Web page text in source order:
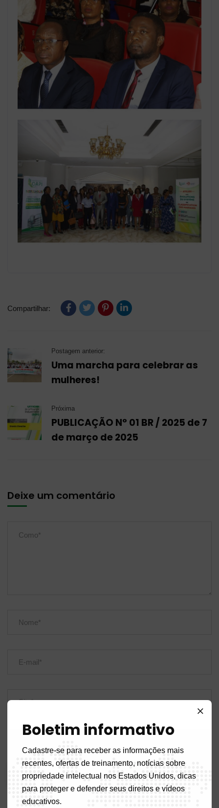
Compartilhar:
Postagem anterior:
Uma marcha para celebrar as
mulheres!
Próxima
PUBLICAÇÃO N° 01 BR / 2025 de 7
de março de 2025
Deixe um comentário
Salve meu nome, e-mail e site neste navegador para a
Boletim informativo
Cadastre-se para receber as informações mais
recentes, ofertas de treinamento, notícias sobre
propriedade intelectual nos Estados Unidos, dicas
para proteger e defender seus direitos e vídeos
educativos.